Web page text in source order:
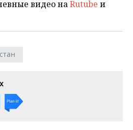
видео наRutube и